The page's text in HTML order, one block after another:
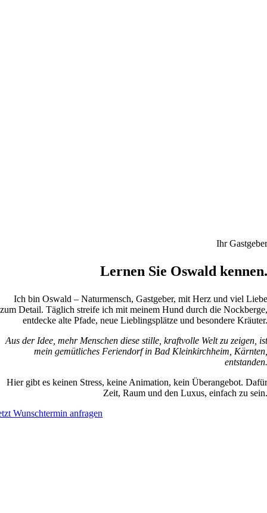
Ihr Gastgeber
Lernen Sie Oswald kennen.
Ich bin Oswald – Naturmensch, Gastgeber, mit Herz und viel Liebe
zum Detail. Täglich streife ich mit meinem Hund durch die Nockberge,
entdecke alte Pfade, neue Lieblingsplätze und besondere Kräuter.
Aus der Idee, mehr Menschen diese stille, kraftvolle Welt zu zeigen, ist
mein gemütliches Feriendorf in Bad Kleinkirchheim, Kärnten,
entstanden.
Hier gibt es keinen Stress, keine Animation, kein Überangebot. Dafür
Zeit, Raum und den Luxus, einfach zu sein.
Wunschtermin anfragen